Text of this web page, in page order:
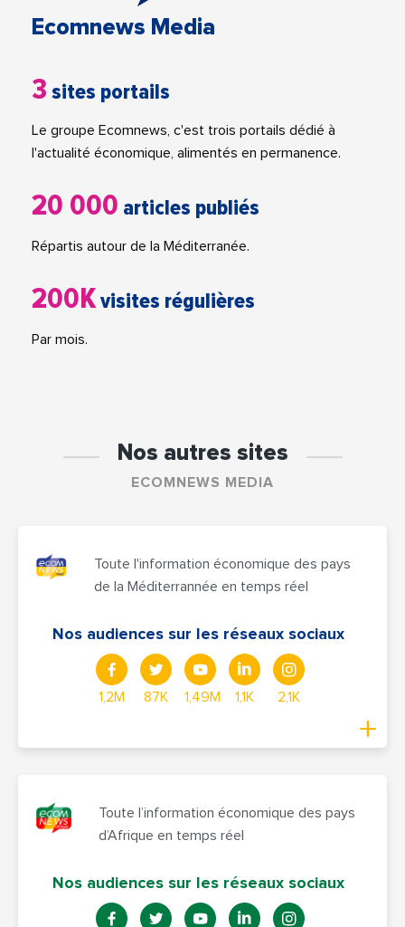
Ecomnews Media
3 sites portails
Le groupe Ecomnews, c'est trois portails dédié à
l'actualité économique, alimentés en permanence.
20 000 articles publiés
Répartis autour de la Méditerranée.
200Kvisites régulières
Par mois.
Nos autres sites
ECOMNEWS MEDIA
Toute l'information économique des pays
de la Méditerrannée en temps réel
Nos audiences sur les réseaux sociaux
1,2M 87K 1,49M 1,1K 2,1K
Toute l’information économique des pays
d’Afrique en temps réel
Nos audiences sur les réseaux sociaux